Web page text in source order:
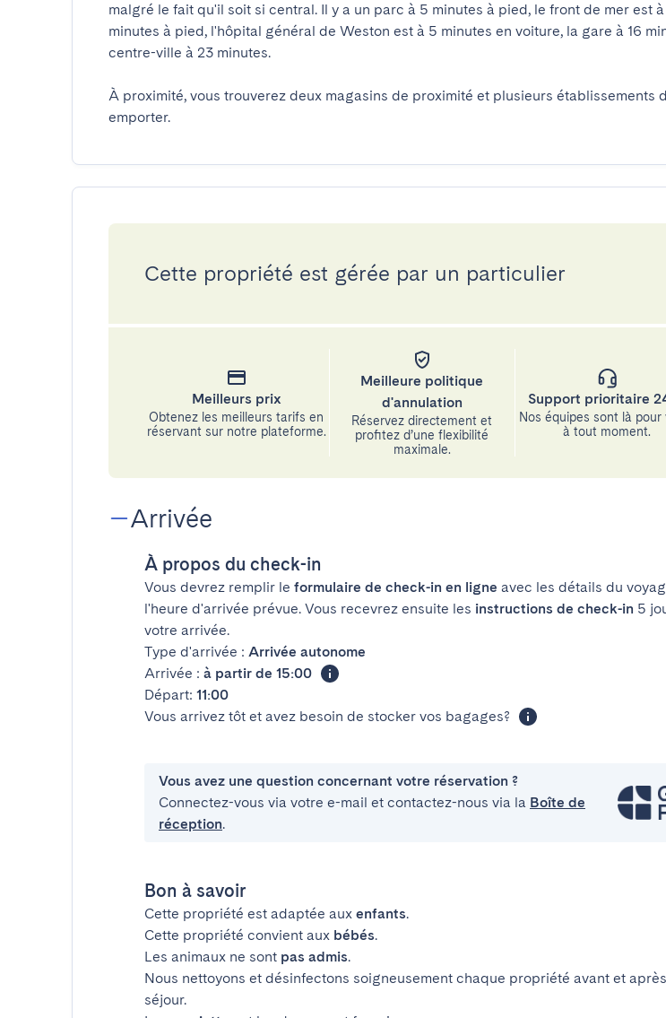
malgré le fait qu'il soit si central. Il y a un parc à 5 minutes à pied, le front de mer est à
minutes à pied, l'hôpital général de Weston est à 5 minutes en voiture, la gare à 16
centre-ville à 23 minutes.
À proximité, vous trouverez deux magasins de proximité et plusieurs établissements
emporter.
Cette propriété est gérée par un particulier
Meilleurs prix
Obtenez les meilleurs tarifs en
réservant sur notre plateforme.
Meilleure politique
d'annulation
Réservez directement et
profitez d’une flexibilité
maximale.
Support prioritaire
Nos équipes sont là pour
à tout moment.
Arrivée
À propos du check-in
Vous devrez remplir le formulaire de check-in en ligne avec les détails du
l'heure d'arrivée prévue. Vous recevrez ensuite les instructions de check-in 5
votre arrivée.
Type d'arrivée : Arrivée autonome
Arrivée : à partir de 15:00
Départ: 11:00
Vous arrivez tôt et avez besoin de stocker vos bagages?
Vous avez une question concernant votre réservation ?
Connectez-vous via votre e-mail et contactez-nous via la Boîte de
réception.
Bon à savoir
Cette propriété est adaptée aux enfants.
Cette propriété convient aux bébés.
Les animaux ne sont pas admis.
Nous nettoyons et désinfectons soigneusement chaque propriété avant et
séjour.